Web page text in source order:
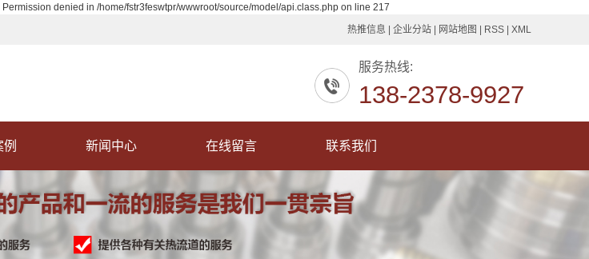
denied in /home/fstr3feswtpr/wwwroot/source/model/api.class.php on line 217
热推信息 企业分站 网站地图 RSS XML
服务热线:
138-2378-9927
新闻中心
行业动态
常见问答
在线留言 联系我们